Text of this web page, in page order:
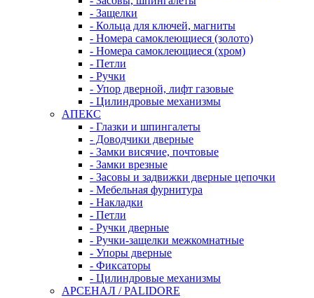
- Защелки
- Кольца для ключей, магниты
- Номера самоклеющиеся (золото)
- Номера самоклеющиеся (хром)
- Петли
- Ручки
- Упор дверной, лифт газовые
- Цилиндровые механизмы
АПЕКС
- Глазки и шпингалеты
- Доводчики дверные
- Замки висячие, почтовые
- Замки врезные
- Засовы и задвижки дверные цепочки
- Мебельная фурнитура
- Накладки
- Петли
- Ручки дверные
- Ручки-защелки межкомнатные
- Упоры дверные
- Фиксаторы
- Цилиндровые механизмы
АРСЕНАЛ / PALIDORE